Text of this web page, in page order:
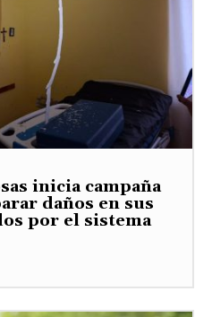
inicia campaña
daños en sus
por el sistema